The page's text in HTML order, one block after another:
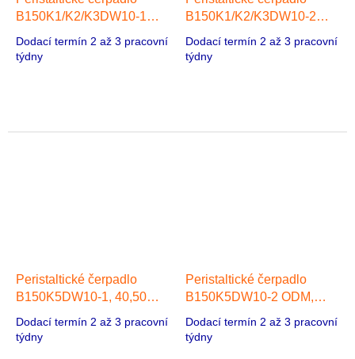
B150K1/K2/K3DW10-1
42 Stepper Motor
Dodací termín 2 až 3 pracovní
týdny
B150K1/K2/K3DW10-2
hlavy 42 Stepper Motor
Dodací termín 2 až 3 pracovní
týdny
Peristaltické čerpadlo
B150K5DW10-1, 40,50
Motor
Dodací termín 2 až 3 pracovní
týdny
Peristaltické čerpadlo
B150K5DW10-2 ODM,
Stepper Motor
Dodací termín 2 až 3 pracovní
týdny